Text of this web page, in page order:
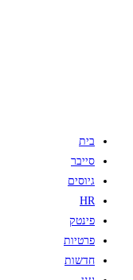
בית
סייבר
גיוסים
HR
פינטק
פרטיות
חדשות